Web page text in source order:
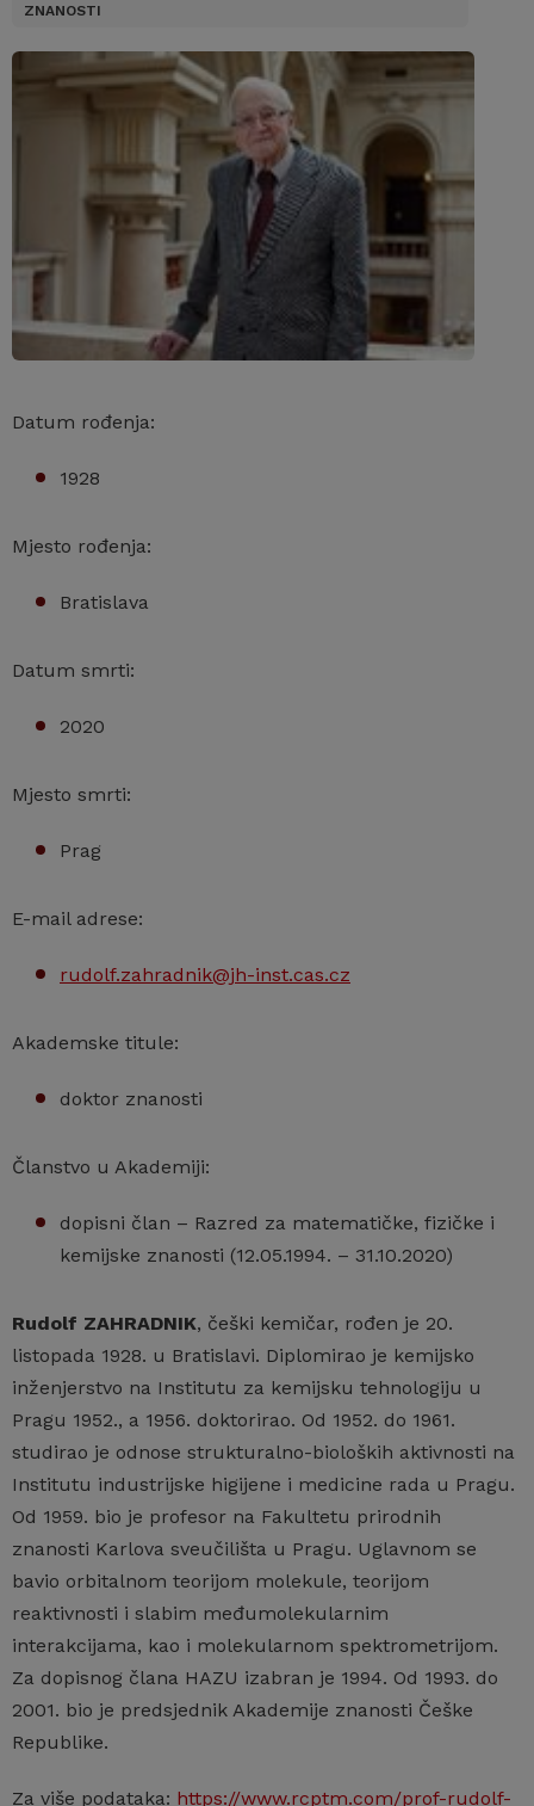
ZNANOSTI
Datum rođenja:
1928
Mjesto rođenja:
Bratislava
Datum smrti:
2020
Mjesto smrti:
Prag
E-mail adrese:
rudolf.zahradnik@jh-inst.cas.cz
Akademske titule:
doktor znanosti
Članstvo u Akademiji:
dopisni član – Razred za matematičke, fizičke i
kemijske znanosti (12.05.1994. – 31.10.2020)
Rudolf ZAHRADNIK, češki kemičar, rođen je 20.
listopada 1928. u Bratislavi. Diplomirao je kemijsko
inženjerstvo na Institutu za kemijsku tehnologiju u
Pragu 1952., a 1956. doktorirao. Od 1952. do 1961.
studirao je odnose strukturalno-bioloških aktivnosti na
Institutu industrijske higijene i medicine rada u Pragu.
Od 1959. bio je profesor na Fakultetu prirodnih
znanosti Karlova sveučilišta u Pragu. Uglavnom se
bavio orbitalnom teorijom molekule, teorijom
reaktivnosti i slabim međumolekularnim
interakcijama, kao i molekularnom spektrometrijom.
Za dopisnog člana HAZU izabran je 1994. Od 1993. do
2001. bio je predsjednik Akademije znanosti Češke
Republike.
Za više podataka: https://www.rcptm.com/prof-rudolf-